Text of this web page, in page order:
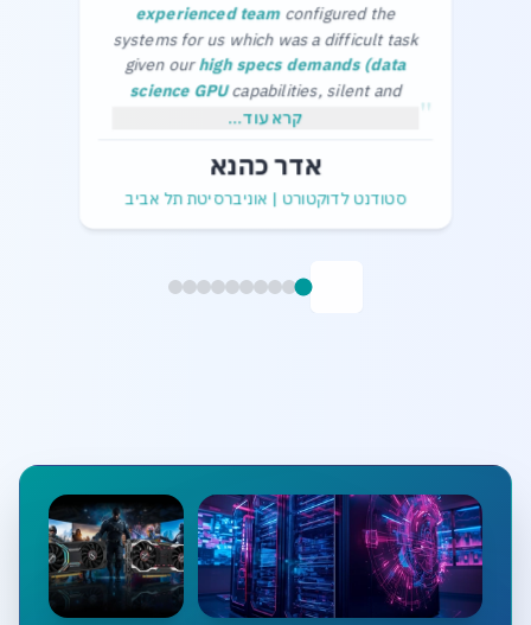
experienced teamconfigured the
systems for us which was a difficult task
given ourhigh specs demands (data
science GPUcapabilities, silent and
cool in the office) and limited budget.
without any problems.
Thanks a lot,
" קרא עוד...
אדר כהנא
סטודנט לדוקטורט | אוניברסיטת תל אביב